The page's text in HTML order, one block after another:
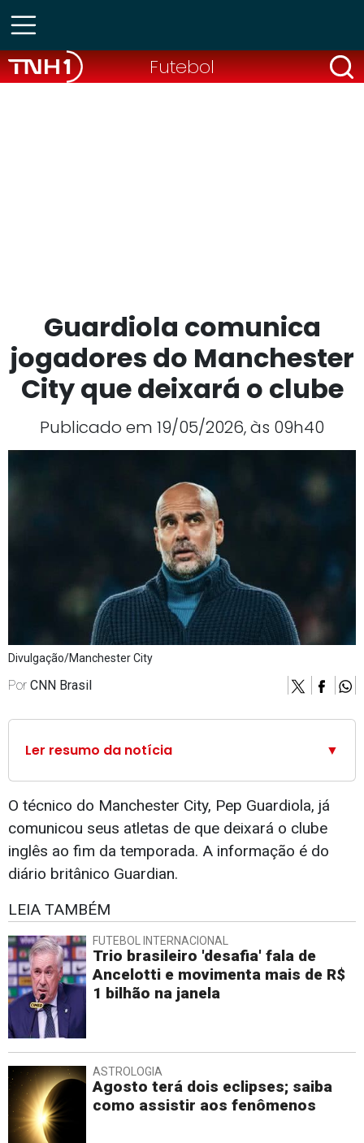
Futebol
Guardiola comunica
jogadores do Manchester
City que deixará o clube
Publicado em 19/05/2026, às 09h40
Divulgação/Manchester City
Por CNN Brasil
Ler resumo da notícia ▼
O técnico do Manchester City, Pep Guardiola, já
comunicou seus atletas de que deixará o clube
inglês ao fim da temporada. A informação é do
diário britânico Guardian.
LEIA TAMBÉM
FUTEBOL INTERNACIONAL
Trio brasileiro 'desafia' fala de
Ancelotti e movimenta mais de R$
1 bilhão na janela
ASTROLOGIA
Agosto terá dois eclipses; saiba
como assistir aos fenômenos